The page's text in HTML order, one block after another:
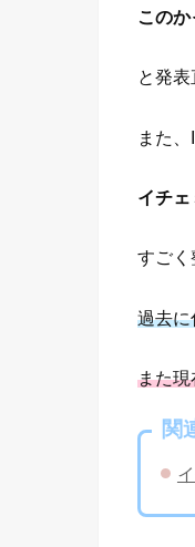
この
と発
また
イチ
すごく
過去に
また現
関